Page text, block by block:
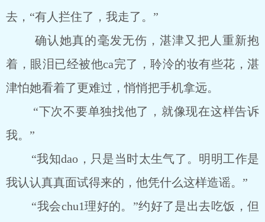
去，“有人拦住了，我走了。”
确认她真的毫发无伤，湛津又把人重新抱
着，眼泪已经被他ca完了，聆泠的妆有些花，湛
津怕她看着了更难过，悄悄把手机拿远。
“下次不要单独找他了，就像现在这样告诉
我。”
“我知dao，只是当时太生气了。明明工作是
我认认真真面试得来的，他凭什么这样造谣。”
“我会chu1理好的。”约好了是出去吃饭，但